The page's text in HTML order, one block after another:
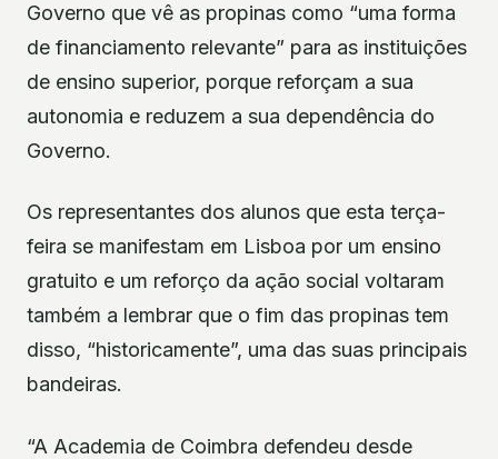
Governo que vê as propinas como “uma forma
de financiamento relevante” para as instituições
de ensino superior, porque reforçam a sua
autonomia e reduzem a sua dependência do
Governo.
Os representantes dos alunos que esta terça-
feira se manifestam em Lisboa por um ensino
gratuito e um reforço da ação social voltaram
também a lembrar que o fim das propinas tem
disso, “historicamente”, uma das suas principais
bandeiras.
“A Academia de Coimbra defendeu desde